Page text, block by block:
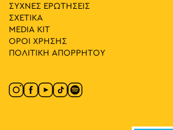
ΣΥΧΝΕΣ ΕΡΩΤΗΣΕΙΣ
ΣΧΕΤΙΚΑ
MEDIA ΚIT
ΟΡΟΙ ΧΡΗΣΗΣ
ΠΟΛΙΤΙΚΗ ΑΠΟΡΡΗΤΟΥ